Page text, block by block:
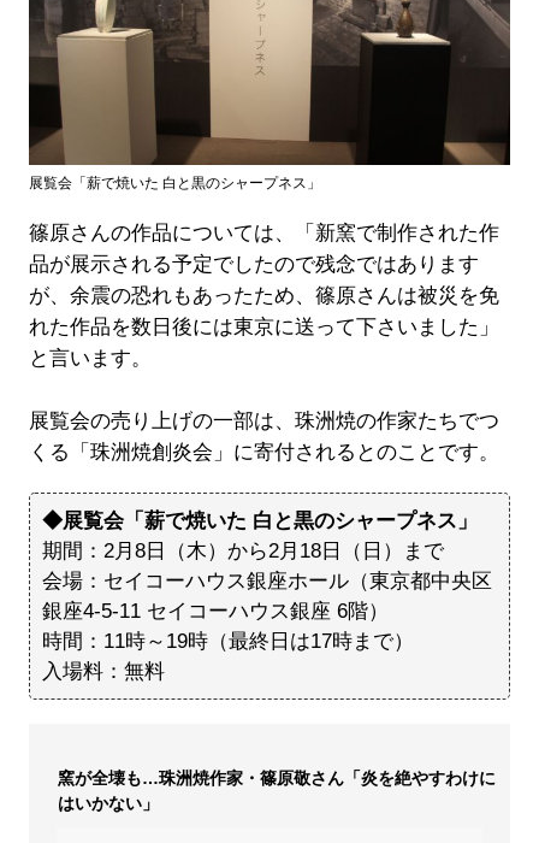
展覧会「薪で焼いた 白と黒のシャープネス」
篠原さんの作品については、「新窯で制作された作
品が展示される予定でしたので残念ではあります
が、余震の恐れもあったため、篠原さんは被災を免
れた作品を数日後には東京に送って下さいました」
と言います。
展覧会の売り上げの一部は、珠洲焼の作家たちでつ
くる「珠洲焼創炎会」に寄付されるとのことです。
◆展覧会「薪で焼いた 白と黒のシャープネス」
期間：2月8日（木）から2月18日（日）まで
会場：セイコーハウス銀座ホール（東京都中央区
銀座4-5-11 セイコーハウス銀座 6階）
時間：11時～19時（最終日は17時まで）
入場料：無料
窯が全壊も…珠洲焼作家・篠原敬さん「炎を絶やすわけに
はいかない」